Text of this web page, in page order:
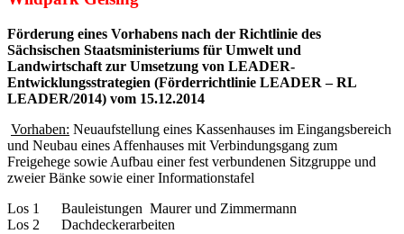
Förderung eines Vorhabens nach der Richtlinie des
Sächsischen Staatsministeriums für Umwelt und
Landwirtschaft zur Umsetzung von LEADER-
Entwicklungsstrategien (Förderrichtlinie LEADER – RL
LEADER/2014) vom 15.12.2014
Vorhaben: Neuaufstellung eines Kassenhauses im Eingangsbereich
und Neubau eines Affenhauses mit Verbindungsgang zum
Freigehege sowie Aufbau einer fest verbundenen Sitzgruppe und
zweier Bänke sowie einer Informationstafel
Los 1 Bauleistungen Maurer und Zimmermann
Los 2 Dachdeckerarbeiten